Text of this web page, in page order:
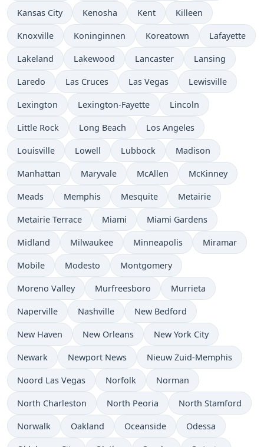
Kansas City Kenosha Kent Killeen
Knoxville Koninginnen Koreatown Lafayette
Lakeland Lakewood Lancaster Lansing
Laredo Las Cruces Las Vegas Lewisville
Lexington Lexington-Fayette Lincoln
Little Rock Long Beach Los Angeles
Louisville Lowell Lubbock Madison
Manhattan Maryvale McAllen McKinney
Meads Memphis Mesquite Metairie
Metairie Terrace Miami Miami Gardens
Midland Milwaukee Minneapolis Miramar
Mobile Modesto Montgomery
Moreno Valley Murfreesboro Murrieta
Naperville Nashville New Bedford
New Haven New Orleans New York City
Newark Newport News Nieuw Zuid-Memphis
Noord Las Vegas Norfolk Norman
North Charleston North Peoria North Stamford
Norwalk Oakland Oceanside Odessa